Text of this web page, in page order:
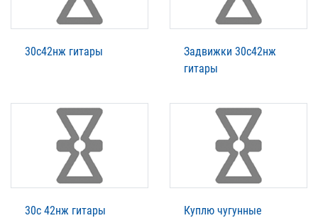
30с42нж гитары
Задвижки 30с42нж
гитары
30с 42нж гитары
Куплю чугунные